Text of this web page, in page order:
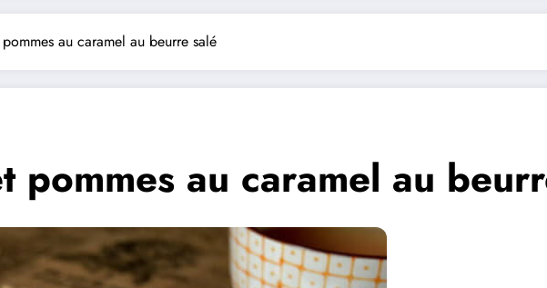
au caramel au beurre salé
pommes au caramel au